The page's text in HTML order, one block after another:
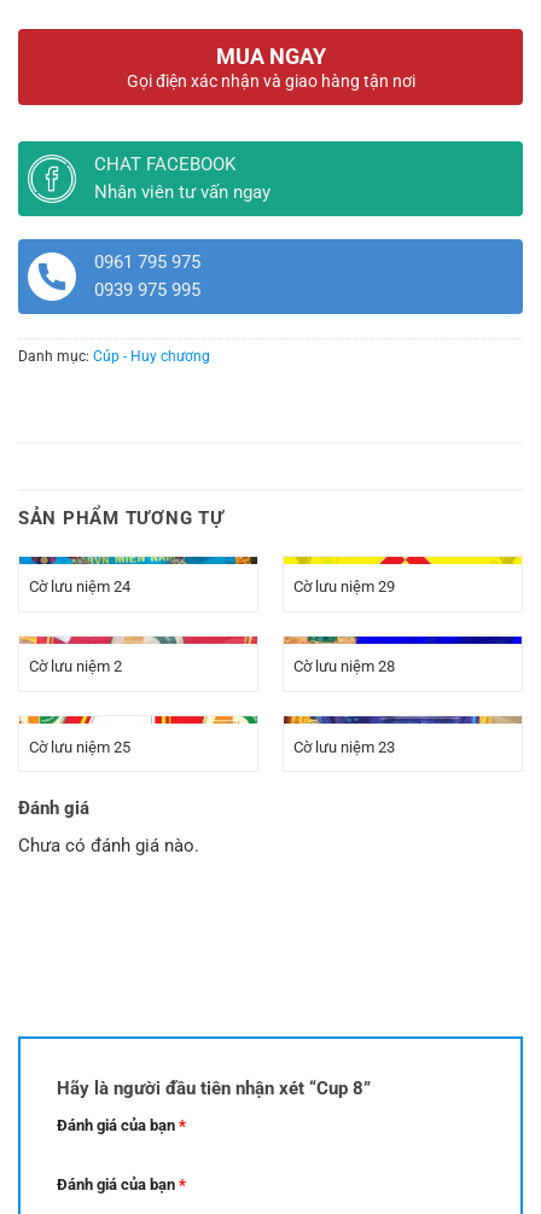
MUA NGAY
Gọi điện xác nhận và giao hàng tận nơi
CHAT FACEBOOK
Nhân viên tư vấn ngay
0961 795 975
0939 975 995
Danh mục: Cúp - Huy chương
SẢN PHẨM TƯƠNG TỰ
Cờ lưu niệm 24 Cờ lưu niệm 29
Cờ lưu niệm 2 Cờ lưu niệm 28
Cờ lưu niệm 25 Cờ lưu niệm 23
Đánh giá
Chưa có đánh giá nào.
Hãy là người đầu tiên nhận xét “Cup 8”
Đánh giá của bạn *
Đánh giá của bạn *